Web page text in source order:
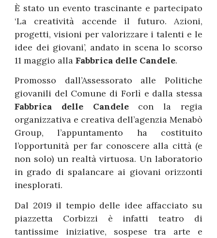
È stato un evento trascinante e partecipato
‘La creatività accende il futuro. Azioni,
progetti, visioni per valorizzare i talenti e le
idee dei giovani’, andato in scena lo scorso
11 maggio alla Fabbrica delle Candele.
Promosso dall’Assessorato alle Politiche
giovanili del Comune di Forlì e dalla stessa
Fabbrica delle Candelecon la regia
organizzativa e creativa dell’agenzia Menabò
Group, l’appuntamento ha costituito
l’opportunità per far conoscere alla città (e
non solo) un realtà virtuosa. Un laboratorio
in grado di spalancare ai giovani orizzonti
inesplorati.
Dal 2019 il tempio delle idee affacciato su
piazzetta Corbizzi è infatti teatro di
tantissime iniziative, sospese tra arte e